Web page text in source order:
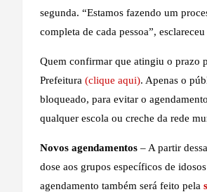
segunda. “Estamos fazendo um
completa de cada pessoa”,
Quem confirmar que atingiu o prazo
Prefeitura (clique aqui). Apenas o
bloqueado, para evitar o
qualquer escola ou creche da rede
Novos agendamentos – A partir
dose aos grupos específicos de
agendamento também será feito pela